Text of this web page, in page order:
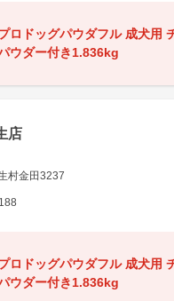
ロドッグパウダフル 成犬用
ウダー付き1.836kg
店
村金田3237
ロドッグパウダフル 成犬用
ウダー付き1.836kg